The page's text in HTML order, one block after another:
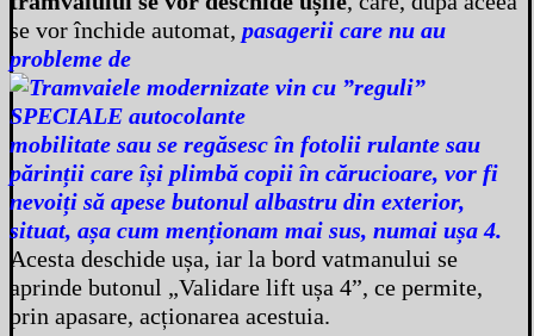
se vor închide automat, pasagerii care nu au
probleme de
mobilitate sau se regăsesc în fotolii rulante sau
părinții care își plimbă copii în cărucioare, vor fi
nevoiți să apese butonul albastru din exterior,
situat, așa cum menționam mai sus, numai ușa 4.
Acesta deschide ușa, iar la bord vatmanului se
aprinde butonul „Validare lift ușa 4”, ce permite,
prin apasare, acționarea acestuia.